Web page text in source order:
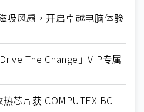
吸风扇，开启卓越电脑体验
The Change」VIP专属
芯片获 COMPUTEX BC